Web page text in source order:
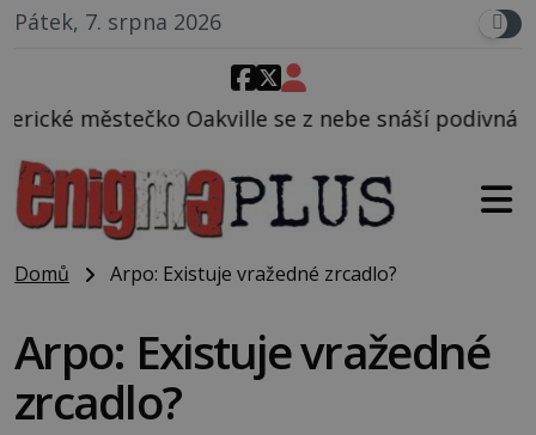
Pátek, 7. srpna 2026
se z nebe snáší podivná rosolovitá látka
Domů Arpo: Existuje vražedné zrcadlo?
Arpo: Existuje vražedné
zrcadlo?